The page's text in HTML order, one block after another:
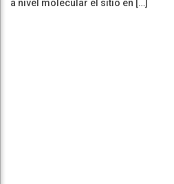
a nivel molecular el sitio en […]